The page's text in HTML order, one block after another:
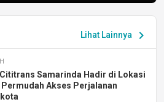
Lihat Lainnya chevron_right
Samarinda Hadir di Lokasi
Permudah Akses Perjalanan